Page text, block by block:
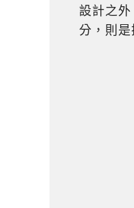
設計之
分，則